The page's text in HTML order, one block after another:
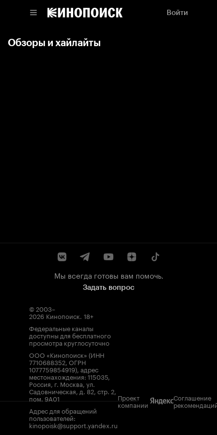
Войти
Обзоры и хайлайты
Мы всегда готовы вам помочь.
Задать вопрос
© 2003–
2026 Кинопоиск. 18+
Федеральные каналы
доступны для бесплатного
просмотра круглосуточно
ООО «Кинопоиск» (ИНН
7710688352, ОГРН
1077759854919), адрес
местонахождения: 115035,
Россия, г. Москва, ул.
Садовническая, д. 82, стр. 2,
пом. 9А01
Адрес для обращений
пользователей:
kinopoisk@support.yandex.ru
Проект
компании
Соглашение